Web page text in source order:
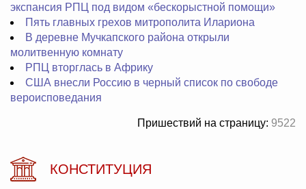
экспансия РПЦ под видом «бескорыстной помощи»
Пять главных грехов митрополита Илариона
В деревне Мучкапского района открыли
молитвенную комнату
РПЦ вторглась в Африку
США внесли Россию в черный список по свободе
вероисповедания
Пришествий на страницу: 9522
КОНСТИТУЦИЯ